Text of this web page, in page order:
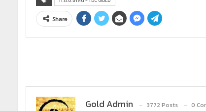
Share
Gold Admin 3772 Posts 0